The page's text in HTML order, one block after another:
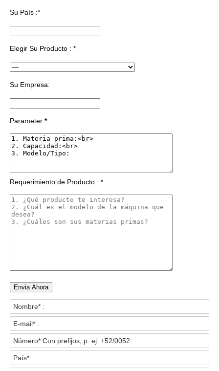
Su País :*
Elegir Su Producto : *
Su Empresa:
Parameter:*
Requerimiento de Producto : *